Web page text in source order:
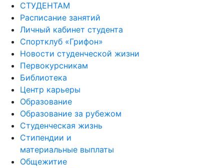
СТУДЕНТАМ
Расписание занятий
Личный кабинет студента
Спортклуб «Грифон»
Новости студенческой жизни
Первокурсникам
Библиотека
Центр карьеры
Образование
Образование за рубежом
Студенческая жизнь
Стипендии и
материальные выплаты
Общежитие